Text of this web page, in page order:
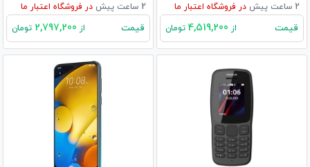
2 ساعت پیش در فروشگاه اعتبار ما
قیمت از تومان
2 ساعت پیش در فروشگاه اعتبار ما
قیمت از تومان